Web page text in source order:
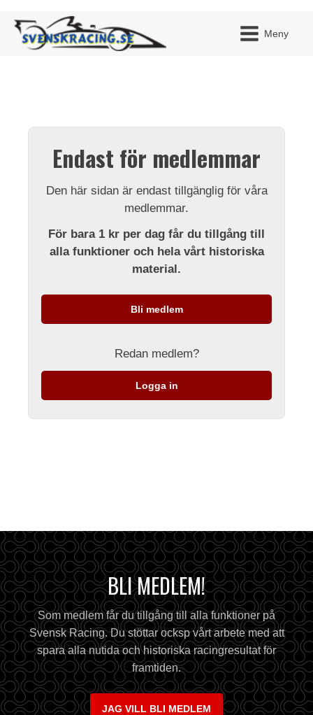
Meny
Endast för medlemmar
Den här sidan är endast tillgänglig för våra
medlemmar.
För bara 1 kr per dag får du tillgång till
alla funktioner och hela vårt historiska
material.
Bli medlem
Redan medlem?
Logga in
BLI MEDLEM!
Som medlem får du tillgång till alla funktioner på
Svensk Racing. Du stöttar ocksp vårt arbete med att
spara alla nutida och historiska racingresultat för
framtiden.
JAG VILL BLI MEDLEM